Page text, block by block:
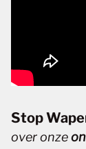
Stop
over onze